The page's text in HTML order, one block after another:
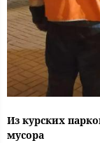
Из курских
мусора